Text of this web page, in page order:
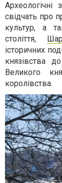
свідчать про
культур, а
століття,
історичних
князівства
Великого
королівства.